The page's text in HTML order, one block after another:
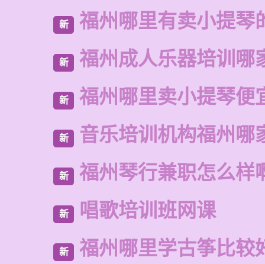
新 福州哪里有卖小提琴
新 福州成人乐器培训哪
新 福州哪里卖小提琴便
新 音乐培训机构福州哪
新 福州琴行兼职怎么样
新 唱歌培训班网课
新 福州哪里学古筝比较